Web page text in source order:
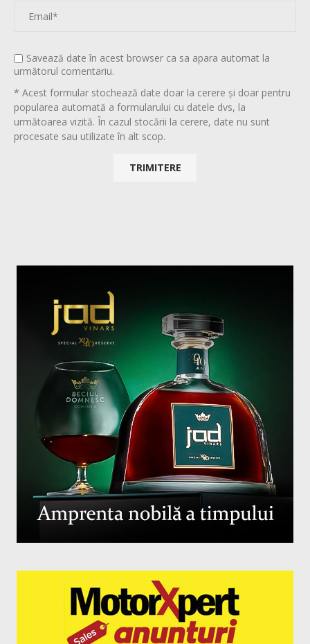
Savează date în acest browser ca sa apara automat la
următorul comentariu.
* Acest formular stochează date doar la cerere și doar pentru
popularea automată a formularului cu datele dvs, la
următoarea vizită. În cazul stocării la cerere, date nu sunt
procesate sau utilizate în alt scop.